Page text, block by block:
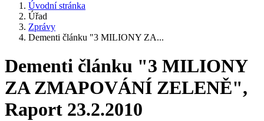
Úvodní stránka
Úřad
Zprávy
Dementi článku "3 MILIONY ZA...
Dementi článku "3 MILIONY
ZA ZMAPOVÁNÍ ZELENĚ",
Raport 23.2.2010